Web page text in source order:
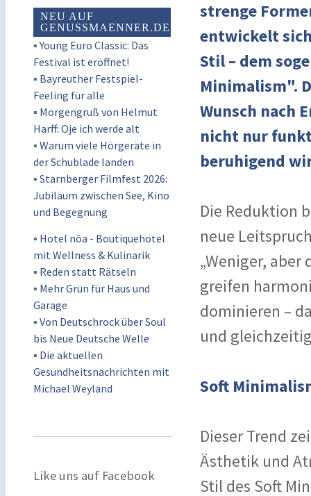
NEU AUF
GENUSSMAENNER.DE
▪Young Euro Classic: Das
Festival ist eröffnet!
▪ Bayreuther Festspiel-
Feeling für alle
▪ Morgengruß von Helmut
Harff: Oje ich werde alt
▪ Warum viele Hörgeräte in
der Schublade landen
▪ Starnberger Filmfest 2026:
Jubiläum zwischen See, Kino
und Begegnung
▪ Hotel nōa - Boutiquehotel
mit Wellness & Kulinarik
▪ Reden statt Rätseln
▪ Mehr Grün für Haus und
Garage
▪ Von Deutschrock über Soul
bis Neue Deutsche Welle
▪ Die aktuellen
Gesundheitsnachrichten mit
Michael Weyland
Like uns auf Facebook
strenge
entwickelt
Stil – dem
Minimalism".
Wunsch nach
nicht nur
beruhigend
Die Reduktion
neue
„Weniger,
greifen
dominieren –
und
Soft
Dieser Trend
Ästhetik und
Stil des Soft